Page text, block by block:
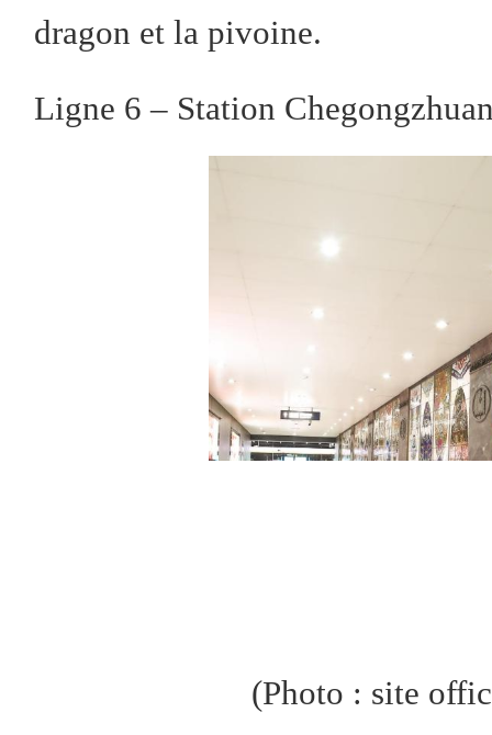
dragon et la pivoine.
Ligne 6 – Station
(Photo : site